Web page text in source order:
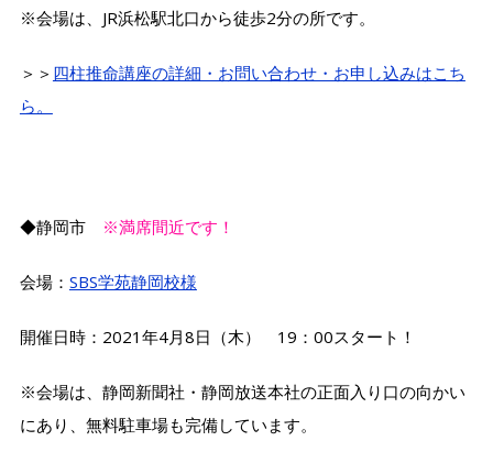
※会場は、JR浜松駅北口から徒歩2分の所です。
＞＞ 四柱推命講座の詳細・お問い合わせ・お申し込みはこち
ら。
◆静岡市 ※満席間近です！
会場： SBS学苑静岡校様
開催日時：2021年4月8日（木） 19：00スタート！
※会場は、静岡新聞社・静岡放送本社の正面入り口の向かい
にあり、無料駐車場も完備しています。